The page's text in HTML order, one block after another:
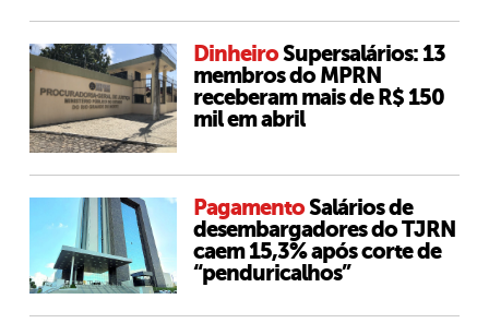
DinheiroSupersalários: 13
membros do MPRN
receberam mais de R$ 150
mil em abril
PagamentoSalários de
desembargadores do TJRN
caem 15,3% após corte de
“penduricalhos”